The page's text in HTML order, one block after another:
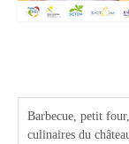
Barbecue, petit
culinaires du